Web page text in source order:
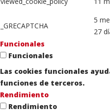
_GRECAPTCHA
5
27
Funcionales
Funcionales
Las cookies funcionales
funciones de terceros.
Rendimiento
Rendimiento